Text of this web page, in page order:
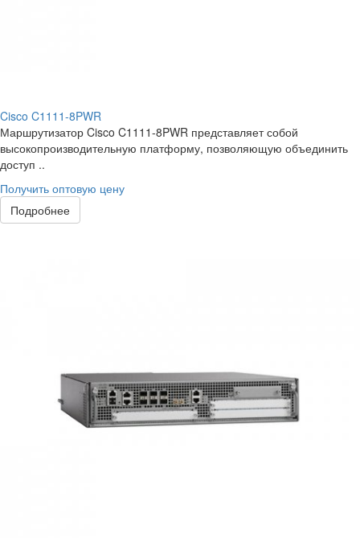
Cisco C1111-8PWR
Маршрутизатор Cisco C1111-8PWR представляет собой
высокопроизводительную платформу, позволяющую объединить
доступ ..
Получить оптовую цену
Подробнее